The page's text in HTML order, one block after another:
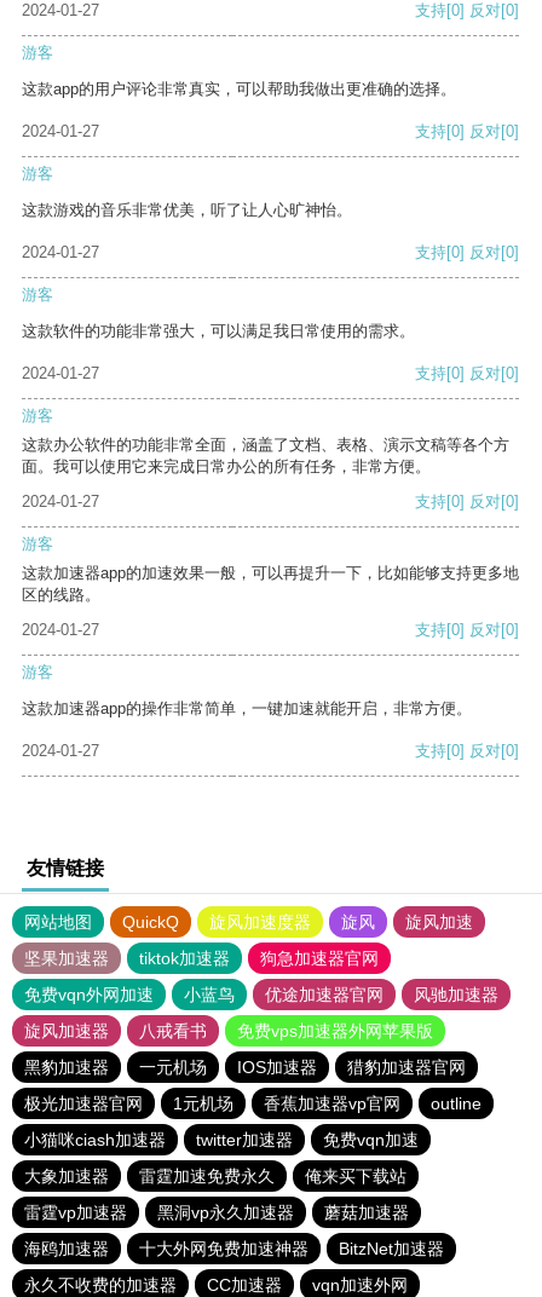
2024-01-27 支持[0] 反对[0]
游客
这款app的用户评论非常真实，可以帮助我做出更准确的选择。
2024-01-27 支持[0] 反对[0]
游客
这款游戏的音乐非常优美，听了让人心旷神怡。
2024-01-27 支持[0] 反对[0]
游客
这款软件的功能非常强大，可以满足我日常使用的需求。
2024-01-27 支持[0] 反对[0]
游客
这款办公软件的功能非常全面，涵盖了文档、表格、演示文稿等各个方
面。我可以使用它来完成日常办公的所有任务，非常方便。
2024-01-27
支持[0] 反对[0]
游客
这款加速器app的加速效果一般，可以再提升一下，比如能够支持更多地
区的线路。
2024-01-27
支持[0] 反对[0]
游客
这款加速器app的操作非常简单，一键加速就能开启，非常方便。
2024-01-27 支持[0] 反对[0]
友情链接
网站地图 QuickQ 旋风加速度器 旋风
旋风加速
坚果加速器
tiktok加速器
狗急加速器官网
免费vqn外网加速
小蓝鸟 优途加速器官网
风驰加速器
旋风加速器
八戒看书
免费vps加速器外网苹果版
黑豹加速器
一元机场 IOS加速器
猎豹加速器官网
极光加速器官网
1元机场 香蕉加速器vp官网
outline
小猫咪ciash加速器
twitter加速器
免费vqn加速
大象加速器
雷霆加速免费永久
俺来买下载站
雷霆vp加速器
黑洞vp永久加速器
蘑菇加速器
海鸥加速器
十大外网免费加速神器
BitzNet加速器
永久不收费的加速器
CC加速器 vqn加速外网